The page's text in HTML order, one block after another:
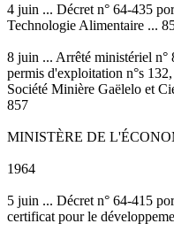
4 juin ... Décret n° 64-435
Technologie Alimentaire ...
8 juin ... Arrêté ministériel
permis d'exploitation n°s
Société Minière Gaëlelo et
857
MINISTÈRE DE
1964
5 juin ... Décret n° 64-415
certificat pour le